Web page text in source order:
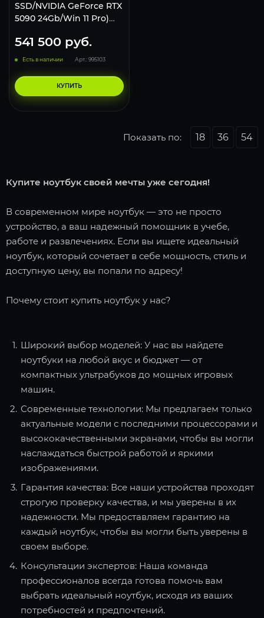
SSD/NVIDIA GeForce RTX
5090 24Gb/Win 11 Pro)
541 500 руб.
Есть в наличии Арт.: 995103
КУПИТЬ
Показать по: 18 36 54
Купите ноутбук своей мечты уже сегодня!
В современном мире ноутбук — это не просто
устройство, а ваш надежный помощник в учебе,
работе и развлечениях. Если вы ищете идеальный
ноутбук, который сочетает в себе мощность, стиль и
доступную цену, вы попали по адресу!
Почему стоит купить ноутбук у нас?
Широкий выбор моделей: У нас вы найдете
ноутбуки на любой вкус и бюджет — от
компактных ультрабуков до мощных игровых
машин.
Современные технологии: Мы предлагаем только
актуальные модели с последними процессорами и
высококачественными экранами, чтобы вы могли
наслаждаться быстрой работой и яркими
изображениями.
Гарантия качества: Все наши устройства проходят
строгую проверку качества, и мы уверены в их
надежности. Мы предоставляем гарантию на
каждый ноутбук, чтобы вы могли быть уверены в
своем выборе.
Консультации экспертов: Наша команда
профессионалов всегда готова помочь вам
выбрать идеальный ноутбук, исходя из ваших
потребностей и предпочтений.